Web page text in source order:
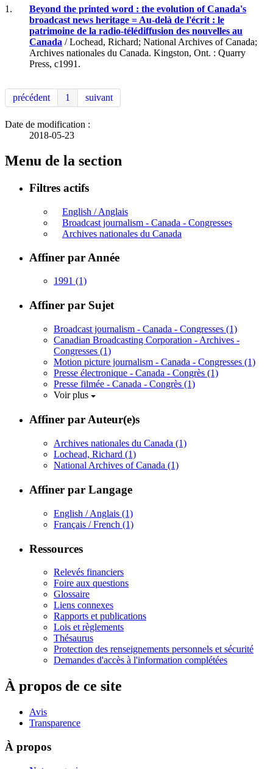
1.
Beyond the printed word : the evolution of Canada's
broadcast news heritage = Au-delà de l'écrit : le
patrimoine de la radio-télédiffusion des nouvelles au
Canada / Lochead, Richard; National Archives of Canada;
Archives nationales du Canada. Kingston, Ont. : Quarry
Press, c1991.
précédent 1 suivant
Date de modification :
2018-05-23
Menu de la section
Filtres actifs
English / Anglais
Broadcast journalism - Canada - Congresses
Archives nationales du Canada
Affiner par Année
1991 (1)
Affiner par Sujet
Broadcast journalism - Canada - Congresses (1)
Canadian Broadcasting Corporation - Archives -
Congresses (1)
Motion picture journalism - Canada - Congresses (1)
Presse électronique - Canada - Congrès (1)
Presse filmée - Canada - Congrès (1)
Voir plus
Affiner par Auteur(e)s
Archives nationales du Canada (1)
Lochead, Richard (1)
National Archives of Canada (1)
Affiner par Langage
English / Anglais (1)
Français / French (1)
Ressources
Relevés financiers
Foire aux questions
Glossaire
Liens connexes
Rapports et publications
Lois et règlements
Thésaurus
Protection des renseignements personnels et sécurité
Demandes d'accès à l'information complétées
À propos de ce site
Avis
Transparence
À propos